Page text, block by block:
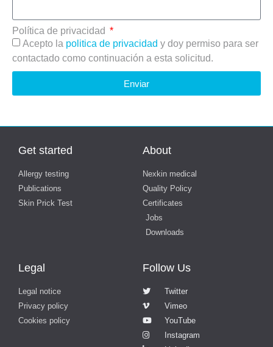
Política de privacidad
Acepto la politica de privacidad y doy permiso para ser
contactado como continuación a esta solicitud.
Enviar
Get started
Allergy testing
Publications
Skin Prick Test
About
Nexkin medical
Quality Policy
Certificates
Jobs
Downloads
Legal
Legal notice
Privacy policy
Cookies policy
Follow Us
Twitter
Vimeo
YouTube
Instagram